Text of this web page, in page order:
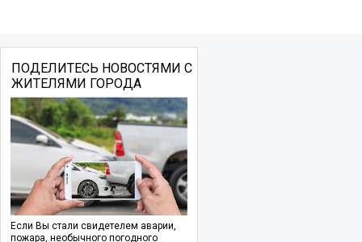
ПОДЕЛИТЕСЬ НОВОСТЯМИ С
ЖИТЕЛЯМИ ГОРОДА
Если Вы стали свидетелем аварии,
пожара, необычного погодного